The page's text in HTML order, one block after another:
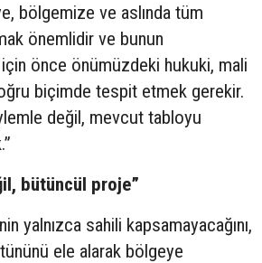
bölgemize ve aslında tüm
önemlidir ve bunun
önce önümüzdeki hukuki, mali
biçimde tespit etmek gerekir.
değil, mevcut tabloyu
bütüncül proje”
yalnızca sahili kapsamayacağını,
ele alarak bölgeye